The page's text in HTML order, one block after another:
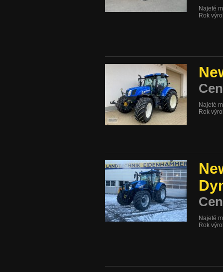
Najeté
Rok
Najeté
Rok
Najeté
Rok